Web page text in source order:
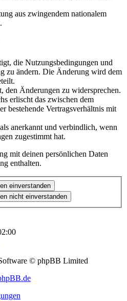
aus zwingendem nationalem
die Nutzungsbedingungen und
zu ändern. Die Änderung wird dem
den Änderungen zu widersprechen.
erlischt das zwischen dem
bestehende Vertragsverhältnis mit
anerkannt und verbindlich, wenn
zugestimmt hat.
mit deinen persönlichen Daten
enthalten.
© phpBB Limited